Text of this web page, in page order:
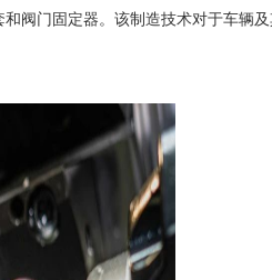
阀门固定器。该制造技术对于车辆